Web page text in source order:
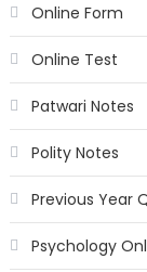
Online Form
Online Test
Patwari Notes
Polity Notes
Previous Year
Psychology